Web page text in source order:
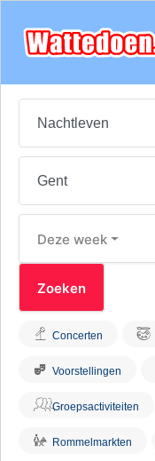
Deze week
Concerten
Voorstellingen
Groepsactiviteiten
Rommelmarkten